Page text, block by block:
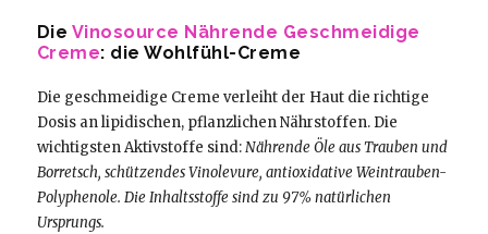
Die Vinosource Nährende Geschmeidige
Creme: die Wohlfühl-Creme
Die geschmeidige Creme verleiht der Haut die richtige
Dosis an lipidischen, pflanzlichen Nährstoffen. Die
wichtigsten Aktivstoffe sind:Nährende Öle aus Trauben und
Borretsch, schützendes Vinolevure, antioxidative Weintrauben-
Polyphenole. Die Inhaltsstoffe sind zu 97% natürlichen
Ursprungs.